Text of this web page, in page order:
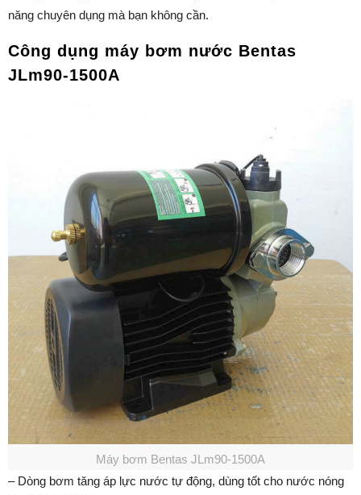
năng chuyên dụng mà bạn không cần.
Công dụng máy bơm nước Bentas
JLm90-1500A
Máy bơm Bentas JLm90-1500A
– Dòng bơm tăng áp lực nước tự động, dùng tốt cho nước nóng